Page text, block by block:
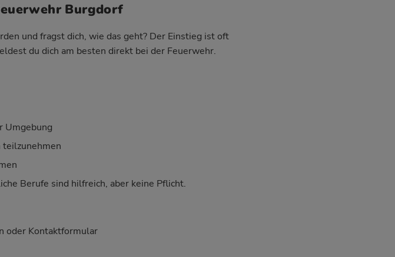
Burgdorf
und fragst dich, wie das geht? Der Einstieg ist oft
du dich am besten direkt bei der Feuerwehr.
Umgebung
teilzunehmen
Berufe sind hilfreich, aber keine Pflicht.
oder Kontaktformular